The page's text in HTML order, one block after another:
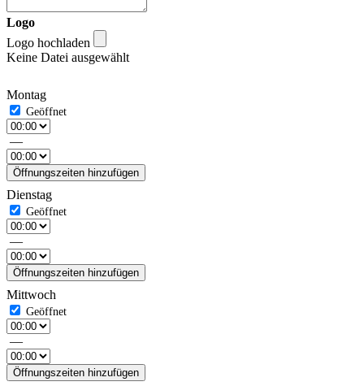
Logo
Logo hochladen
Keine Datei ausgewählt
Montag
—
Öffnungszeiten hinzufügen
Dienstag
—
Öffnungszeiten hinzufügen
Mittwoch
—
Öffnungszeiten hinzufügen